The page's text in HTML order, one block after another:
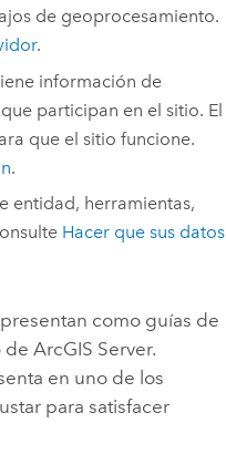
de geoprocesamiento.
.
información de
participan en el sitio. El
que el sitio funcione.
.
entidad, herramientas,
Hacer que sus datos
como guías de
deArcGIS Server.
en uno de los
para satisfacer